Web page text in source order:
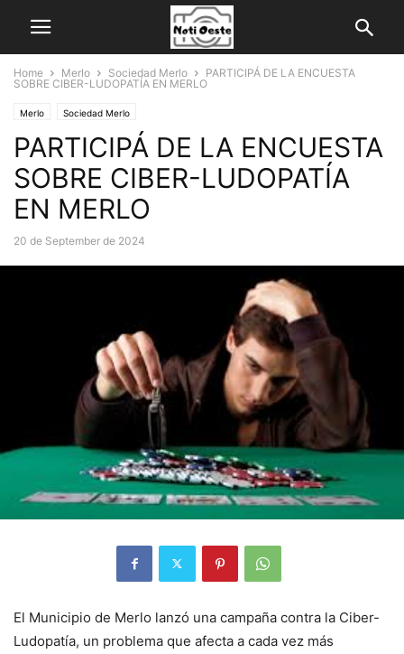
Home Merlo Sociedad Merlo
PARTICIPÁ DE LA ENCUESTA
SOBRE CIBER-LUDOPATÍA EN MERLO
Merlo Sociedad Merlo
PARTICIPÁ DE LA ENCUESTA
SOBRE CIBER-LUDOPATÍA
EN MERLO
20 de September de 2024
El Municipio de Merlo lanzó una campaña contra la Ciber-
Ludopatía, un problema que afecta a cada vez más